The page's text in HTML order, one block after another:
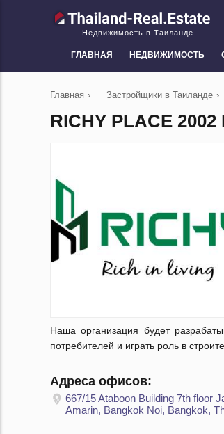
Недвижимость в Таиланде
ГЛАВНАЯ НЕДВИЖИМОСТЬ
Главная › Застройщики в Таиланде ›
RICHY PLACE 2002
Наша организация будет
потребителей и играть роль в
Адреса офисов:
667/15 Ataboon Building 7th floor
Amarin, Bangkok Noi, Bangkok,